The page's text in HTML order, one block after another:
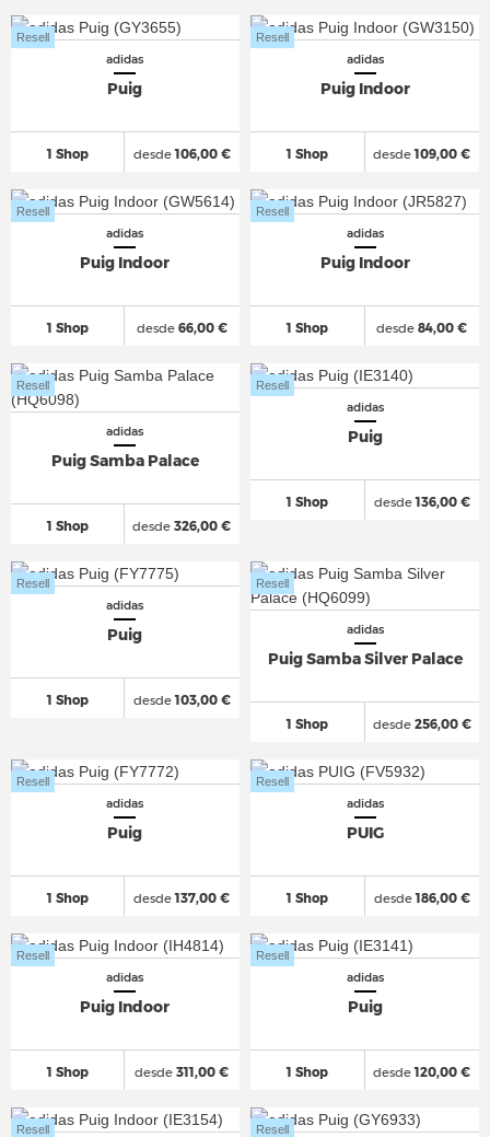
adidas
Puig
1 Shop
Resell
desde106,00 €
adidas
Puig Indoor
1 Shop
Resell
desde109,00 €
adidas
Puig Indoor
1 Shop
Resell
desde66,00 €
adidas
Puig Indoor
1 Shop
Resell
desde 84,00 €
adidas
Puig Samba Palace
1 Shop
Resell
desde 326,00 €
adidas
Puig
1 Shop
Resell
desde136,00 €
adidas
Puig
1 Shop
Resell
desde103,00 €
adidas
Puig Samba Silver Palace
1 Shop
Resell
desde256,00 €
adidas
Puig
1 Shop
Resell
desde137,00 €
adidas
PUIG
1 Shop
Resell
desde186,00 €
adidas
Puig Indoor
1 Shop
Resell
desde 311,00 €
adidas
Puig
1 Shop
Resell
desde120,00 €
Resell Resell